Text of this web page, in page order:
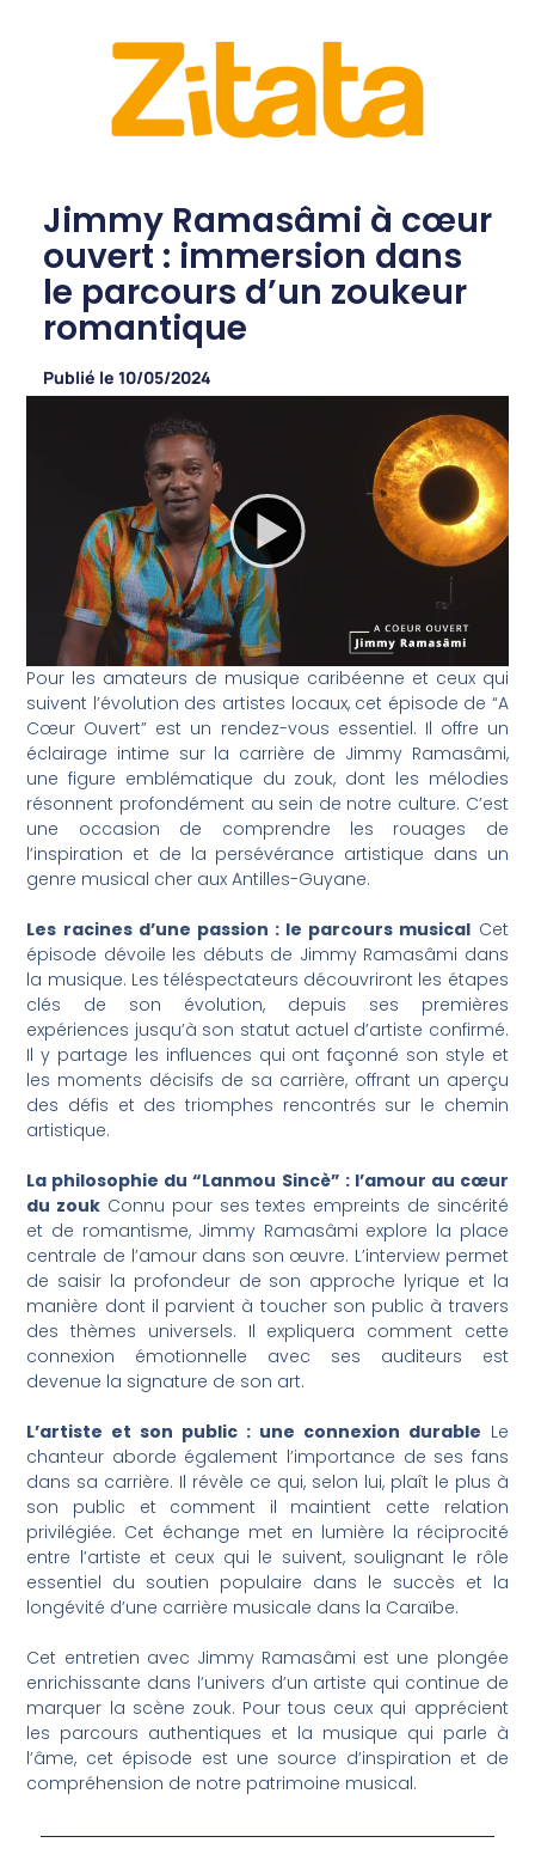
Jimmy Ramasâmi à cœur
ouvert : immersion dans
le parcours d’un zoukeur
romantique
Publié le 10/05/2024
Pour les amateurs de musique caribéenne et ceux qui
suivent l’évolution des artistes locaux, cet épisode de “A
Cœur Ouvert” est un rendez-vous essentiel. Il offre un
éclairage intime sur la carrière de Jimmy Ramasâmi,
une figure emblématique du zouk, dont les mélodies
résonnent profondément au sein de notre culture. C’est
une occasion de comprendre les rouages de
l’inspiration et de la persévérance artistique dans un
genre musical cher aux Antilles-Guyane.
Les racines d’une passion : le parcours musical Cet
épisode dévoile les débuts de Jimmy Ramasâmi dans
la musique. Les téléspectateurs découvriront les étapes
clés de son évolution, depuis ses premières
expériences jusqu’à son statut actuel d’artiste confirmé.
Il y partage les influences qui ont façonné son style et
les moments décisifs de sa carrière, offrant un aperçu
des défis et des triomphes rencontrés sur le chemin
artistique.
La philosophie du “Lanmou Sincè” : l’amour au cœur
du zouk Connu pour ses textes empreints de sincérité
et de romantisme, Jimmy Ramasâmi explore la place
centrale de l’amour dans son œuvre. L’interview permet
de saisir la profondeur de son approche lyrique et la
manière dont il parvient à toucher son public à travers
des thèmes universels. Il expliquera comment cette
connexion émotionnelle avec ses auditeurs est
devenue la signature de son art.
L’artiste et son public : une connexion durable Le
chanteur aborde également l’importance de ses fans
dans sa carrière. Il révèle ce qui, selon lui, plaît le plus à
son public et comment il maintient cette relation
privilégiée. Cet échange met en lumière la réciprocité
entre l’artiste et ceux qui le suivent, soulignant le rôle
essentiel du soutien populaire dans le succès et la
longévité d’une carrière musicale dans la Caraïbe.
Cet entretien avec Jimmy Ramasâmi est une plongée
enrichissante dans l’univers d’un artiste qui continue de
marquer la scène zouk. Pour tous ceux qui apprécient
les parcours authentiques et la musique qui parle à
l’âme, cet épisode est une source d’inspiration et de
compréhension de notre patrimoine musical.